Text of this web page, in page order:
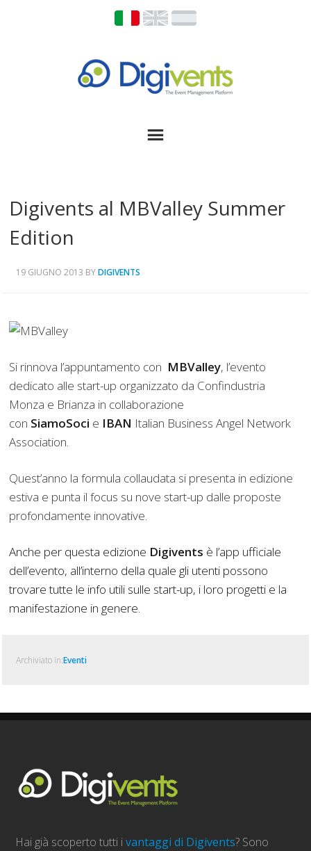
Digivents al MBValley Summer
Edition
19 GIUGNO 2013 BYDIGIVENTS
Si rinnova l’appuntamento con MBValley, l’evento
dedicato alle start-up organizzato da Confindustria
Monza e Brianza in collaborazione
con SiamoSoci e IBAN Italian Business Angel Network
Association.
Quest’anno la formula collaudata si presenta in edizione
estiva e punta il focus su nove start-up dalle proposte
profondamente innovative.
Anche per questa edizione Digivents è l’app ufficiale
dell’evento, all’interno della quale gli utenti possono
trovare tutte le info utili sulle start-up, i loro progetti e la
manifestazione in genere.
Archiviato in:Eventi
Hai già scoperto tutti ivantaggi di Digivents? Sono